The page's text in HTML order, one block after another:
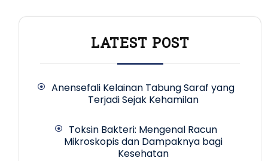
LATEST POST
Anensefali Kelainan Tabung Saraf yang
Terjadi Sejak Kehamilan
Toksin Bakteri: Mengenal Racun
Mikroskopis dan Dampaknya bagi
Kesehatan